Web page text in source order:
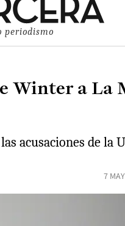
periodismo
Winter a La
acusaciones de la
7